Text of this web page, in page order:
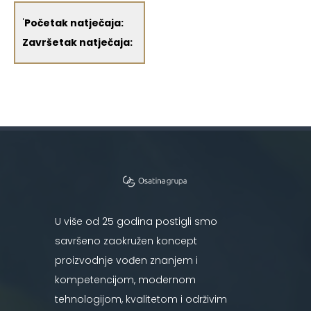
'Početak natječaja:
Završetak natječaja:
U više od 25 godina postigli smo
savršeno zaokružen koncept
proizvodnje vođen znanjem i
kompetencijom, modernom
tehnologijom, kvalitetom i održivim